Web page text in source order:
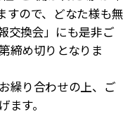
すので、どなた様も無
交換会」にも是非ご
締め切りとなりま
繰り合わせの上、ご
す。